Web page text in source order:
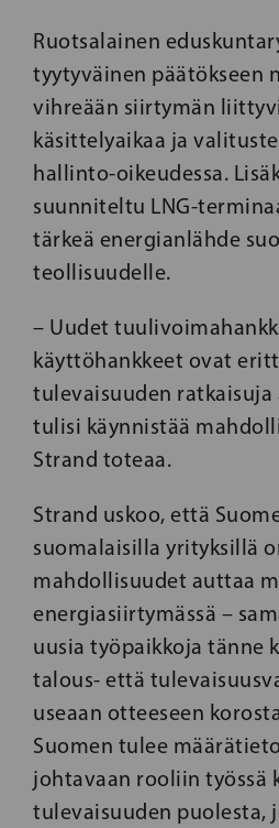
Ruotsalainen
tyytyväinen päätökseen
vihreään siirtymän
käsittelyaikaa ja
hallinto-oikeudessa.
suunniteltu LNG-
tärkeä energianlähde
teollisuudelle.
– Uudet
käyttöhankkeet ovat
tulevaisuuden ratkaisuja
tulisi käynnistää
Strand toteaa.
Strand uskoo, että
suomalaisilla yrityksillä
mahdollisuudet auttaa
energiasiirtymässä –
uusia työpaikkoja tänne
talous- että
useaan otteeseen
Suomen tulee
johtavaan rooliin työssä
tulevaisuuden puolesta,